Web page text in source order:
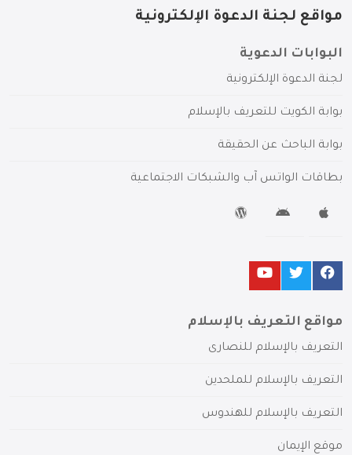
مواقع لجنة الدعوة الإلكترونية
البوابات الدعوية
لجنة الدعوة الإلكترونية
بوابة الكويت للتعريف بالإسلام
بوابة الباحث عن الحقيقة
بطاقات الواتس آب والشبكات الاجتماعية
مواقع التعريف بالإسلام
التعريف بالإسلام للنصارى
التعريف بالإسلام للملحدين
التعريف بالإسلام للهندوس
موقع الإيمان